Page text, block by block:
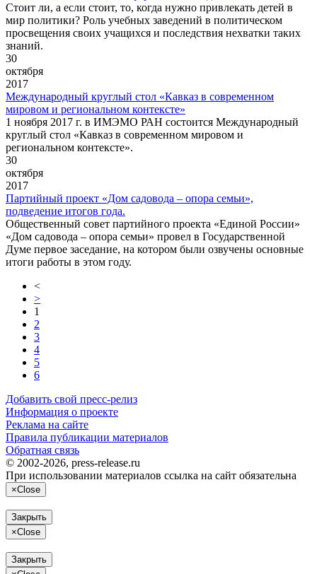
Стоит ли, а если стоит, то, когда нужно привлекать детей в
мир политики? Роль учебных заведений в политическом
просвещения своих учащихся и последствия нехватки таких
знаний.
30
октября
2017
Международный круглый стол «Кавказ в современном
мировом и региональном контексте»
1 ноября 2017 г. в ИМЭМО РАН состоится Международный
круглый стол «Кавказ в современном мировом и
региональном контексте».
30
октября
2017
Партийный проект «Дом садовода – опора семьи»,
подведение итогов года.
Общественный совет партийного проекта «Единой России»
«Дом садовода – опора семьи» провел в Государственной
Думе первое заседание, на котором были озвучены основные
итоги работы в этом году.
<
>
1
2
3
4
5
6
Добавить свой пресс-релиз
Информация о проекте
Реклама на сайте
Правила публикации материалов
Обратная связь
© 2002-2026, press-release.ru
При использовании материалов ссылка на сайт обязательна
×Close
Закрыть
×Close
Закрыть